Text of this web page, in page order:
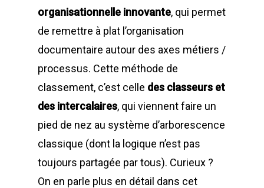
organisationnelle innovante, qui permet
de remettre à plat l’organisation
documentaire autour des axes métiers /
processus. Cette méthode de
classement, c’est celle des classeurs et
des intercalaires, qui viennent faire un
pied de nez au système d’arborescence
classique (dont la logique n’est pas
toujours partagée par tous). Curieux ?
On en parle plus en détail dans cet